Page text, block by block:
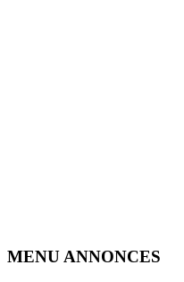
MENU ANNONCES